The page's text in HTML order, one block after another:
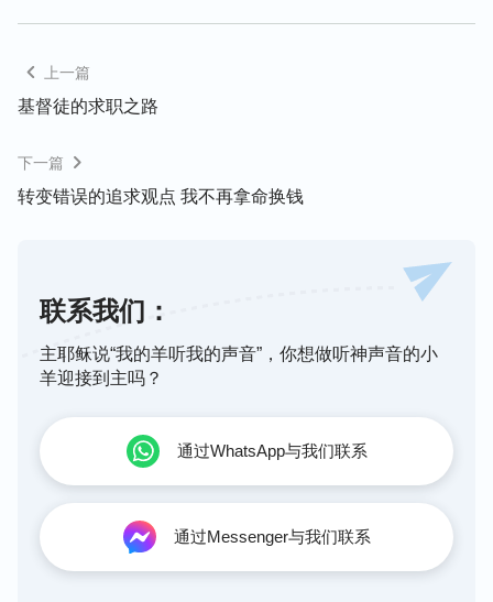
为什么我赢得了鲜花和掌声，过上了人上人的生活，
内心却丝毫感受不到幸福快乐呢？
终于有一天，在神的话中我找到了答案：“
撒但用名
和利来控制人的思想，让人的思想只想着名和利，为
名利奋斗，为名利吃苦，为名利忍辱负重，为名利牺
牲自己的一切，为名利作出任何的判断或者决定。这
样，撒但就给人戴上了一个无形的枷锁，这个枷锁戴
上一篇
基督徒的求职之路
下一篇
转变错误的追求观点 我不再拿命换钱
联系我们：
主耶稣说“我的羊听我的声音”，你想做听神声音的小
羊迎接到主吗？
通过WhatsApp与我们联系
通过Messenger与我们联系